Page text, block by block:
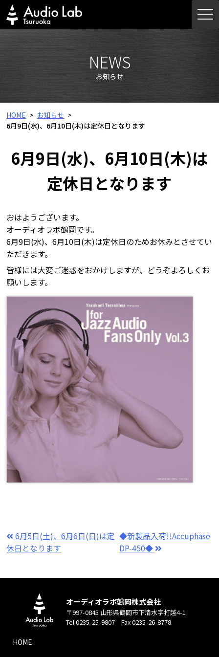
Skip
to
content
NEWS
お知らせ
HOME
お知らせ
6月9日(水)、6月10日(木)は定休日となります
6月9日(水)、6月10日(木)は
定休日となります
おはようございます。
オーディオラボ鶴岡です。
6月9日(水)、6月10日(木)は定休日のためお休みとさせてい
ただきます。
皆様には大変ご迷惑をおかけしますが、どうぞよろしくお
願いします。
6月5日(土)、6月6日(日)は定
休日となります
◆新製品入荷!!Accuphase
DP-450◆
オーディオラボ鶴岡株式会社
〒997-0845 山形県鶴岡市下清水字打越4-1
Tel 0235-25-9807 Fax 0235-26-8778
HOME